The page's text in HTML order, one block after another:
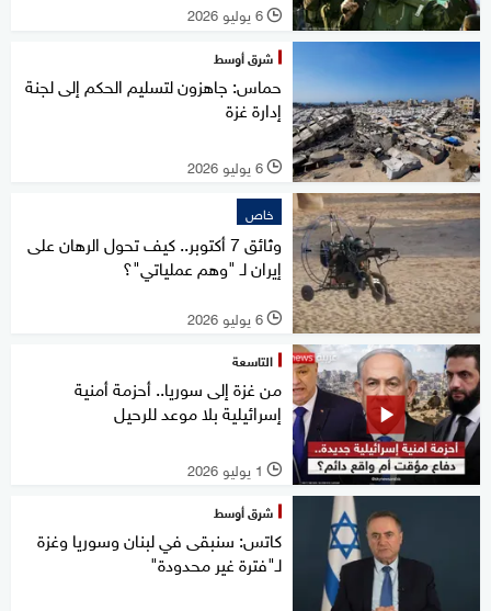
l 6 يوليو 2026
شرق أوسط
حماس: جاهزون لتسليم الحكم إلى لجنة
إدارة غزة
l 6 يوليو 2026
خاص
وثائق 7 أكتوبر.. كيف تحول الرهان على
إيران لـ "وهم عملياتي"؟
l 6 يوليو 2026
التاسعة
من غزة إلى سوريا.. أحزمة أمنية
إسرائيلية بلا موعد للرحيل
l 1 يوليو 2026
شرق أوسط
كاتس: سنبقى في لبنان وسوريا وغزة
لـ"فترة غير محدودة"